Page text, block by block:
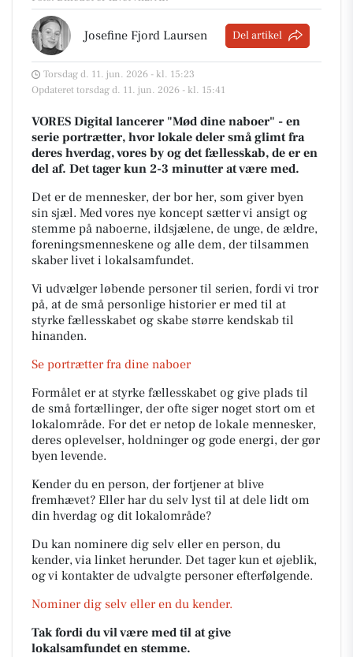
Josefine Fjord Laursen Del artikel
Torsdag d. 11. jun. 2026 - kl. 15:23
Opdateret torsdag d. 11. jun. 2026 - kl. 15:41
VORES Digital lancerer "Mød dine naboer" - en
serie portrætter, hvor lokale deler små glimt fra
deres hverdag, vores by og det fællesskab, de er en
del af. Det tager kun 2-3 minutter at være med.
Det er de mennesker, der bor her, som giver byen
sin sjæl. Med vores nye koncept sætter vi ansigt og
stemme på naboerne, ildsjælene, de unge, de ældre,
foreningsmenneskene og alle dem, der tilsammen
skaber livet i lokalsamfundet.
Vi udvælger løbende personer til serien, fordi vi tror
på, at de små personlige historier er med til at
styrke fællesskabet og skabe større kendskab til
hinanden.
Se portrætter fra dine naboer
Formålet er at styrke fællesskabet og give plads til
de små fortællinger, der ofte siger noget stort om et
lokalområde. For det er netop de lokale mennesker,
deres oplevelser, holdninger og gode energi, der gør
byen levende.
Kender du en person, der fortjener at blive
fremhævet? Eller har du selv lyst til at dele lidt om
din hverdag og dit lokalområde?
Du kan nominere dig selv eller en person, du
kender, via linket herunder. Det tager kun et øjeblik,
og vi kontakter de udvalgte personer efterfølgende.
Nominer dig selv eller en du kender.
Tak fordi du vil være med til at give
lokalsamfundet en stemme.